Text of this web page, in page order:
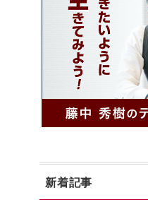
新着記事